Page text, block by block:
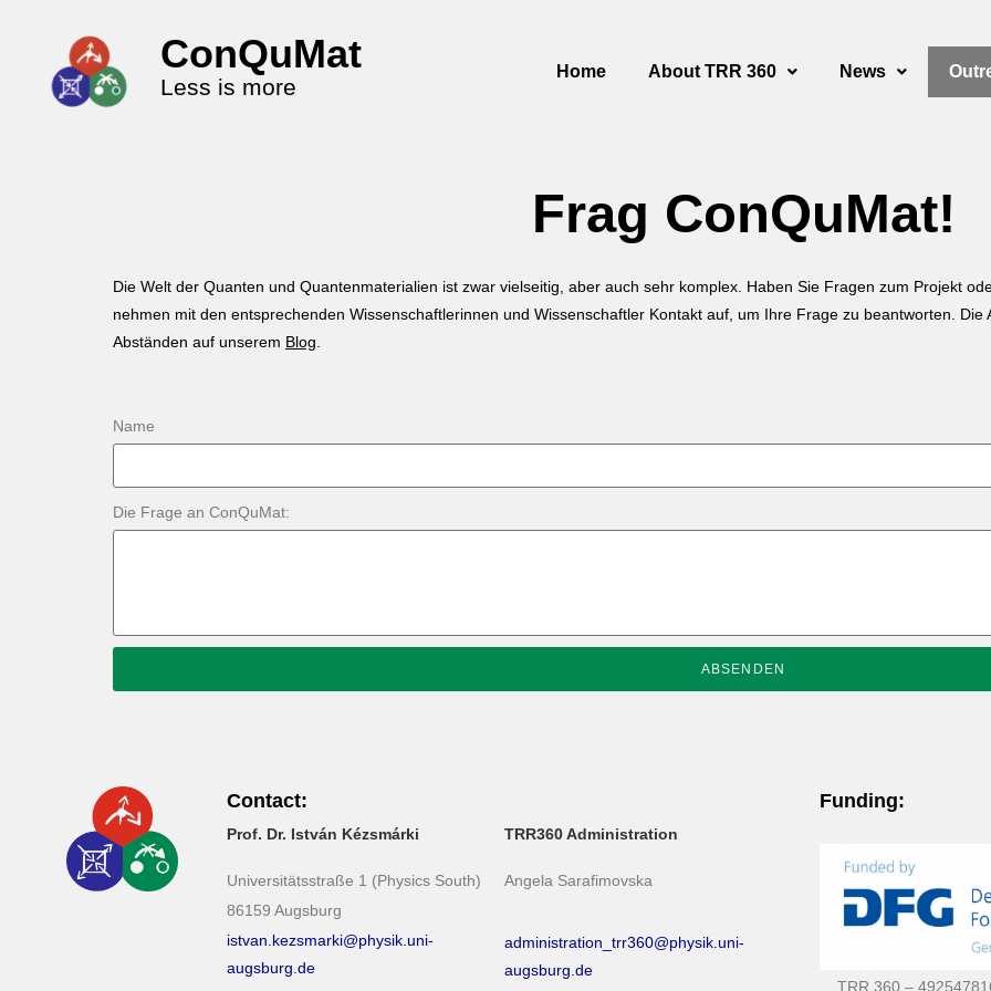
ConQuMat
Less is more
Home About TRR 360 News
Frag ConQuMat!
Die Welt der Quanten und Quantenmaterialien ist zwar vielseitig, aber auch sehr komplex. Haben Sie Fragen zum Projekt
nehmen mit den entsprechenden Wissenschaftlerinnen und Wissenschaftler Kontakt auf, um Ihre Frage zu beantworten.
Abständen auf unserem Blog
Name
Die Frage an ConQuMat:
ABSENDEN
Contact:
Prof. Dr. István Kézsmárki
Universitätsstraße 1 (Physics South)
86159 Augsburg
istvan.kezsmarki@physik.uni-
augsburg.de
TRR360 Administration
Angela Sarafimovska
administration_trr360@physik.uni-
augsburg.de
Funding:
TRR 360 –